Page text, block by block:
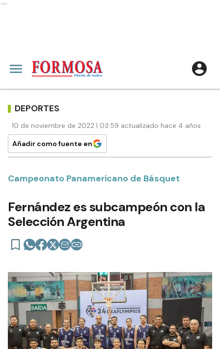
Ads
DEPORTES
10 de noviembre de 2022 | 03:59 actualizado hace 4 años
Añadir como fuente en
Campeonato Panamericano de Básquet
Fernández es subcampeón con la
Selección Argentina